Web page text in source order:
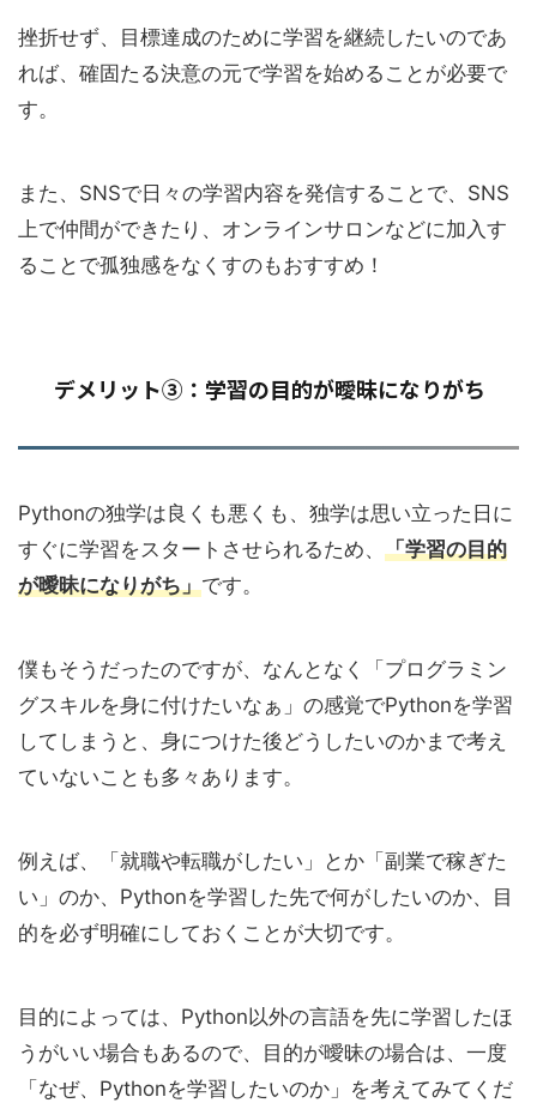
挫折せず、目標達成のために学習を継続したいのであ
れば、確固たる決意の元で学習を始めることが必要で
す。
また、SNSで日々の学習内容を発信することで、SNS
上で仲間ができたり、オンラインサロンなどに加入す
ることで孤独感をなくすのもおすすめ！
デメリット③：学習の目的が曖昧になりがち
Pythonの独学は良くも悪くも、独学は思い立った日に
すぐに学習をスタートさせられるため、 「学習の目的
が曖昧になりがち」です。
僕もそうだったのですが、なんとなく「プログラミン
グスキルを身に付けたいなぁ」の感覚でPythonを学習
してしまうと、身につけた後どうしたいのかまで考え
ていないことも多々あります。
例えば、「就職や転職がしたい」とか「副業で稼ぎた
い」のか、Pythonを学習した先で何がしたいのか、目
的を必ず明確にしておくことが大切です。
目的によっては、Python以外の言語を先に学習したほ
うがいい場合もあるので、目的が曖昧の場合は、一度
「なぜ、Pythonを学習したいのか」を考えてみてくだ